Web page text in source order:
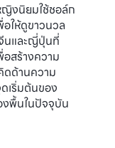
ญิงนิยมใช้ชอล์ก
ให้ดูขาวนวล
นและญี่ปุ่นที่
สร้างความ
ดด้านความ
เริ่มต้นของ
งพื้นในปัจจุบัน